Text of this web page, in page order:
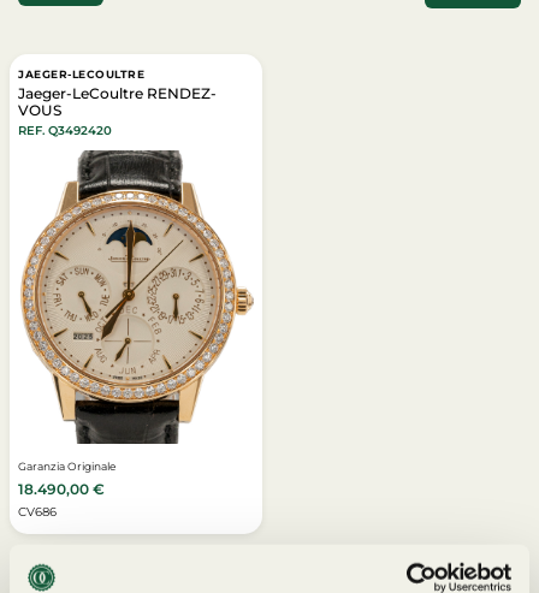
JAEGER-LECOULTRE
Jaeger-LeCoultre RENDEZ-
VOUS
REF. Q3492420
Garanzia Originale
18.490,00 €
CV686